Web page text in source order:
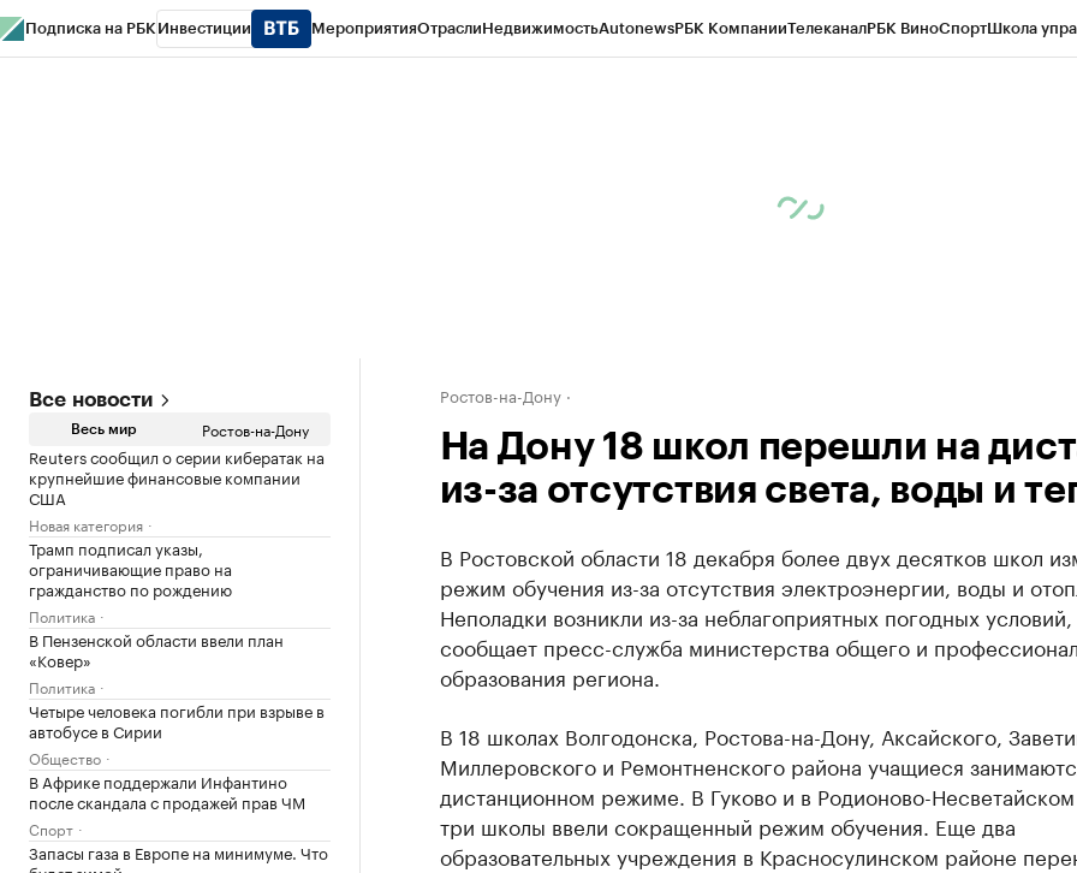
Подписка на РБК Инвестиции МероприятияОтраслиНедвижимостьAutonewsРБК КомпанииТелеканалРБК ВиноСпортШкола
Все новости
Весь мир Ростов-на-Дону
Reuters сообщил о серии кибератак на
крупнейшие финансовые компании
США
Новая категория
Трамп подписал указы,
ограничивающие право на
гражданство по рождению
Политика
В Пензенской области ввели план
«Ковер»
Политика
Четыре человека погибли при взрыве в
автобусе в Сирии
Общество
В Африке поддержали Инфантино
после скандала с продажей прав ЧМ
Спорт
Запасы газа в Европе на минимуме. Что
Ростов-на-Дону
На Дону 18 школ перешли на
из-за отсутствия света, воды и
В Ростовской области 18 декабря более двух десятков школ
режим обучения из-за отсутствия электроэнергии, воды и
Неполадки возникли из-за неблагоприятных погодных условий,
сообщает пресс-служба министерства общего и
образования региона.
В 18 школах Волгодонска, Ростова-на-Дону, Аксайского,
Миллеровского и Ремонтненского района учащиеся
дистанционном режиме. В Гуково и в Родионово-
три школы ввели сокращенный режим обучения. Еще два
образовательных учреждения в Красносулинском районе